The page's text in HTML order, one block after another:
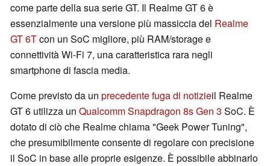
come parte della sua serie GT. Il Realme GT 6 è
essenzialmente una versione più massiccia del Realme
GT 6Tcon un SoC migliore, più RAM/storage e
connettività Wi-Fi 7, una caratteristica rara negli
smartphone di fascia media.
Come previsto da un precedente fuga di notizieil Realme
GT 6 utilizza un Qualcomm Snapdragon 8s Gen 3 SoC. È
dotato di ciò che Realme chiama "Geek Power Tuning",
che presumibilmente consente di regolare con precisione
il SoC in base alle proprie esigenze. È possibile abbinarlo